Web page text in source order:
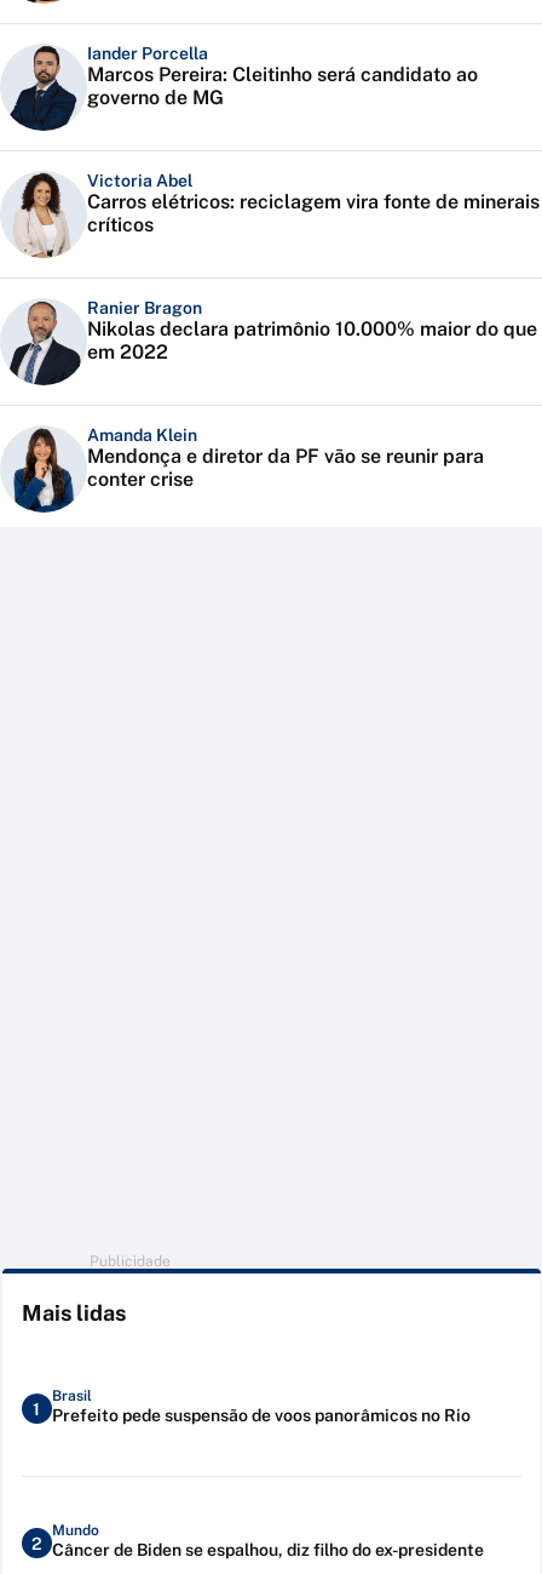
Iander Porcella
Marcos Pereira: Cleitinho será candidato ao
governo de MG
Victoria Abel
Carros elétricos: reciclagem vira fonte de minerais
críticos
Ranier Bragon
Nikolas declara patrimônio 10.000% maior do que
em 2022
Amanda Klein
Mendonça e diretor da PF vão se reunir para
conter crise
Publicidade
Mais lidas
1
Brasil
Prefeito pede suspensão de voos panorâmicos no Rio
2
Mundo
Câncer de Biden se espalhou, diz filho do ex-presidente